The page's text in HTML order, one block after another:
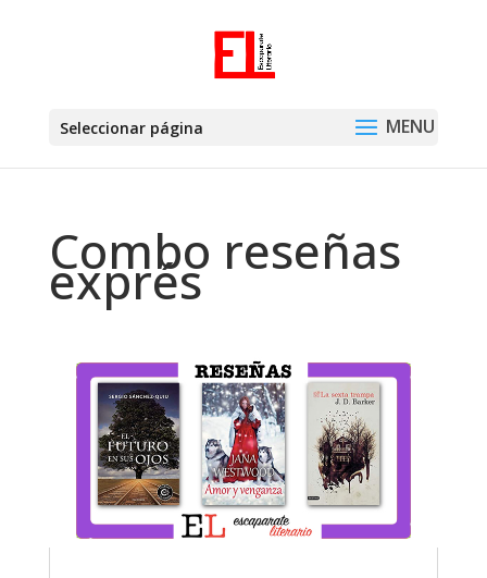
Seleccionar página
Combo reseñas
exprés